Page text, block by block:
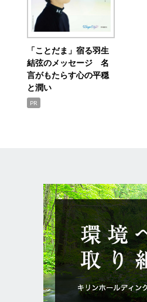
「ことだま」宿る羽生
結弦のメッセージ 名
言がもたらす心の平穏
と潤い
PR